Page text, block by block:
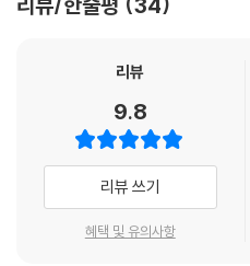
습할 수 있는 셈입니다. ‘패턴 찾아보
됩니다. 암호를 풀고 나면 암호를 해
이 책은 사회 과목에서도 활용할 수
에 대한 이야기를 들려주고, ‘수기 신
기 신호를 사용하는 곳이 있을까?’
롭게 여길 것입니다.
국어 수업에서도 맞춤법을 일종의
리뷰
9.8
리뷰 쓰기
혜택 및 유의사항